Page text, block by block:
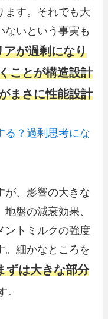
ます。それでも大
ないという事実も
アが過剰になり
ことが構造設計
まさに性能設計
る？過剰思考にな
が、影響の大きな
盤の減衰効果、
ントミルクの強度
。細かなところを
ずは大きな部分
。